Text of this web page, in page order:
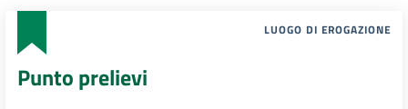
LUOGO DI EROGAZIONE
Punto prelievi